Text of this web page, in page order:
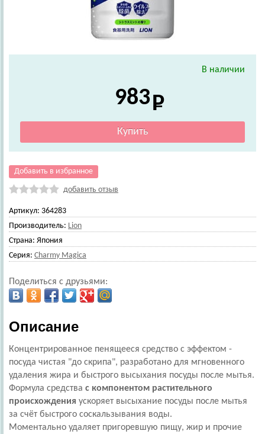
В наличии
983
Добавить в избранное
добавить отзыв
Артикул: 364283
Производитель: Lion
Страна: Япония
Серия: Charmy Magica
Поделиться с друзьями:
Описание
Концентрированное пенящееся средство с эффектом -
посуда чистая "до скрипа", разработано для мгновенного
удаления жира и быстрого высыхания посуды после мытья.
Формула средства с компонентом растительного
происхождения ускоряет высыхание посуды после мытья
за счёт быстрого соскальзывания воды.
Моментально удаляет пригоревшую пищу, жир и прочие